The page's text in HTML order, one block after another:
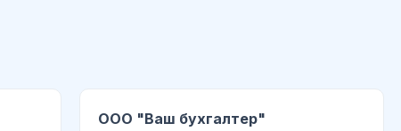
ООО "Ваш бухгалтер"